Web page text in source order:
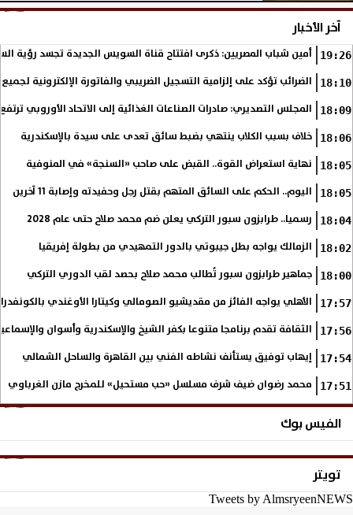
آخر الأخبار
19:26 أمين شباب المصريين: ذكرى افتتاح قناة السويس الجديدة تجسد رؤية
18:10 الضرائب تؤكد على إلزامية التسجيل الضريبي والفاتورة الإلكترونية
18:09 المجلس التصديري: صادرات الصناعات الغذائية إلى الاتحاد الأوروبي ترتفع 15.4% خلال النصف الأول من
18:06 خلاف بسبب الكلاب ينتهي بضبط سائق تعدى على سيدة بالإسكندرية
18:05 نهاية استعراض القوة.. القبض على صاحب «السنجة» في المنوفية
18:05 اليوم.. الحكم على السائق المتهم بقتل رجل وحفيدته وإصابة 11 آخرين
18:04 رسميا.. طرابزون سبور التركي يعلن ضم محمد صلاح حتى عام 2028
18:02 الزمالك يواجه بطل جيبوتي بالدور التمهيدي من بطولة إفريقيا
18:00 جماهير طرابزون سبور تُطالب محمد صلاح بحصد لقب الدوري التركي
17:57 الأهلي يواجه الفائز من مقديشيو الصومالي وكيتارا الأوغندي
17:56 الثقافة تقدم برنامجا متنوعا بكفر الشيخ والإسكندرية وأسوان
17:54 إيهاب توفيق يستأنف نشاطه الفني بين القاهرة والساحل الشمالي
17:51 محمد رضوان ضيف شرف مسلسل «حب مستحيل» للمخرج مازن الغرباوي
الفيس بوك
تويتر
Tweets by AlmsryeenNEWS